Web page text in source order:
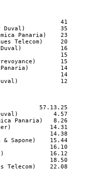
41
Duval)          35
Panaria)    23
Telecom)     20
16
15
15
14
14
Duval)            12
57.13.25
4.57
Panaria)   8.26
14.31
14.38
& Sapone)    15.44
16.10
16.12
18.50
Telecom)    22.08